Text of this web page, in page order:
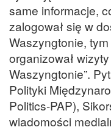
same informacje,
zalogował się w
Waszyngtonie,
organizował
Waszyngtonie”.
Polityki
Politics-PAP),
wiadomości